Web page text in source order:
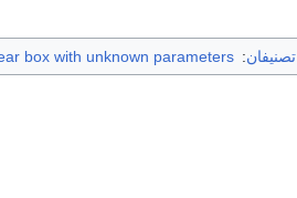
تصنيفان:
box with unknown parameters